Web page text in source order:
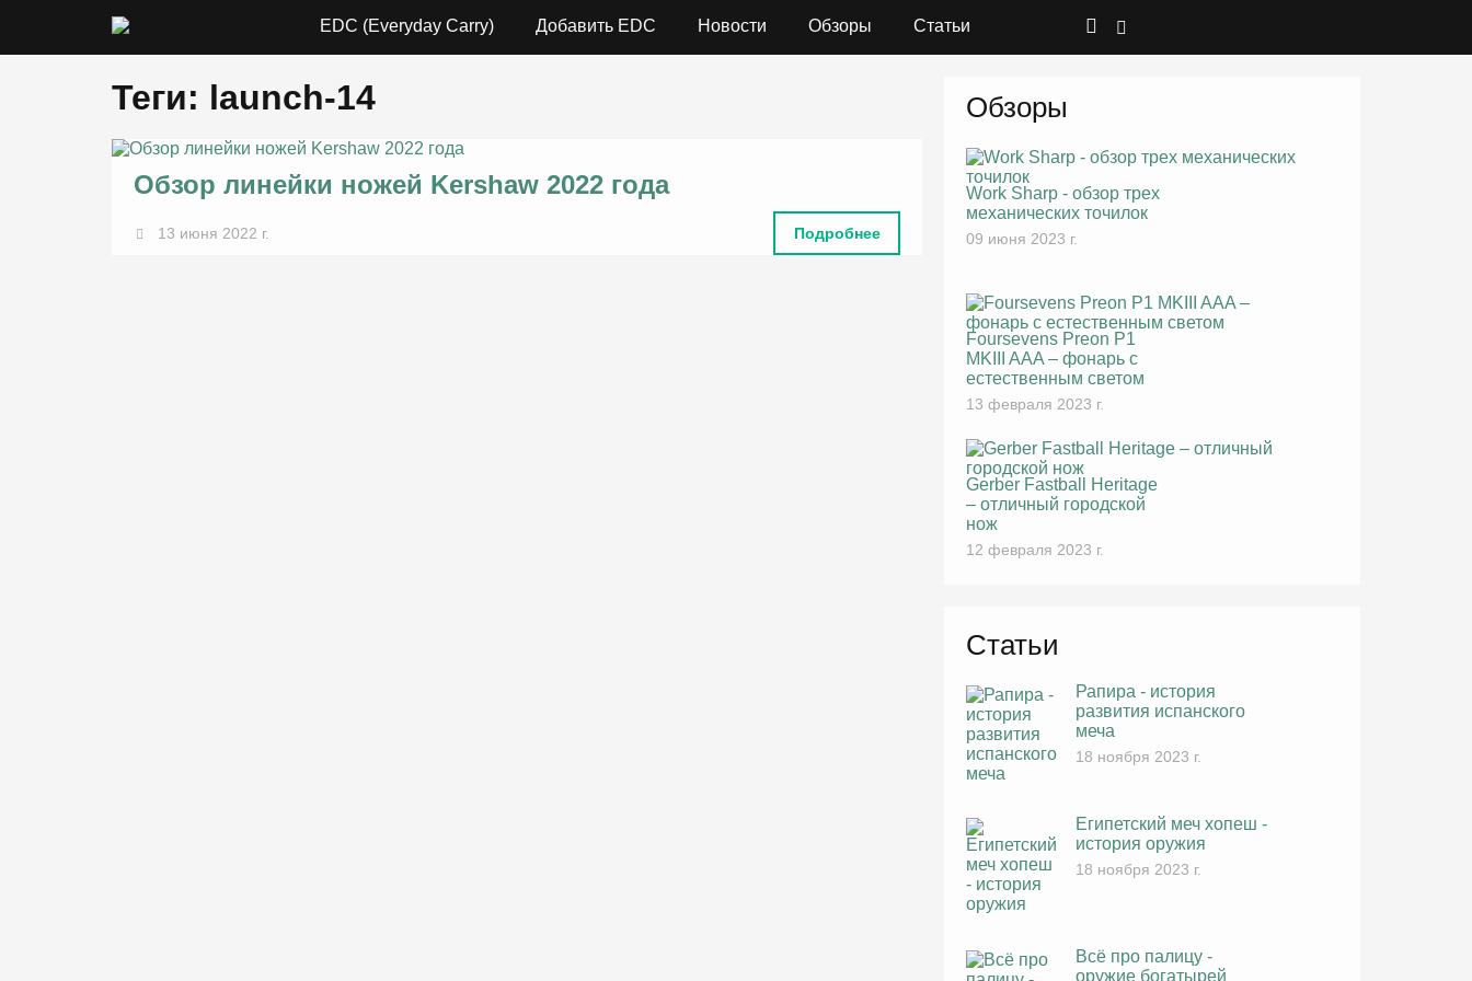
EDC (Everyday Carry) Добавить EDC Новости Обзоры Статьи
Теги: launch-14
Обзор линейки ножей Kershaw 2022 года
13 июня 2022 г. Подробнее
Обзоры
Work Sharp - обзор трех
механических точилок
09 июня 2023 г.
Foursevens Preon P1
MKIII AAA – фонарь с
естественным светом
13 февраля 2023 г.
Gerber Fastball Heritage
– отличный городской
нож
12 февраля 2023 г.
Статьи
Рапира - история
развития испанского
меча
18 ноября 2023 г.
Египетский меч хопеш -
история оружия
18 ноября 2023 г.
Всё про палицу -
оружие богатырей